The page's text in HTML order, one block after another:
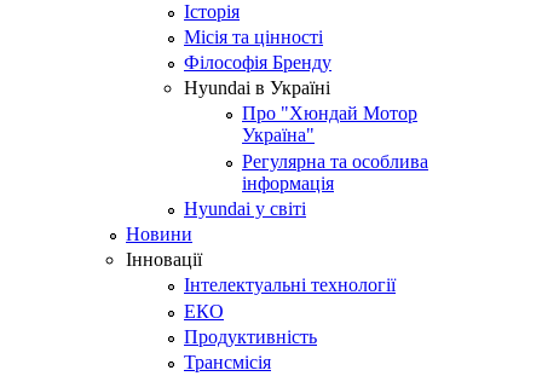
Історія
Місія та цінності
Філософія Бренду
Hyundai в Україні
Про "Хюндай Мотор
Україна"
Регулярна та особлива
інформація
Hyundai у світі
Новини
Інновації
Інтелектуальні технології
ЕКО
Продуктивність
Трансмісія